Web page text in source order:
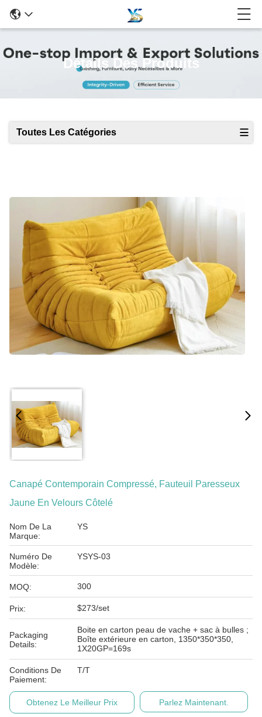
Détails Des Produits
Toutes Les Catégories
Canapé Contemporain Compressé, Fauteuil Paresseux
Jaune En Velours Côtelé
Nom De La
Marque:
YS
Numéro De
Modèle:
YSYS-03
MOQ: 300
Prix: $273/set
Packaging
Details:
Boite en carton peau de vache + sac à bulles ;
Boîte extérieure en carton, 1350*350*350,
1X20GP=169s
Conditions De
Paiement:
T/T
Obtenez Le Meilleur Prix Parlez Maintenant.